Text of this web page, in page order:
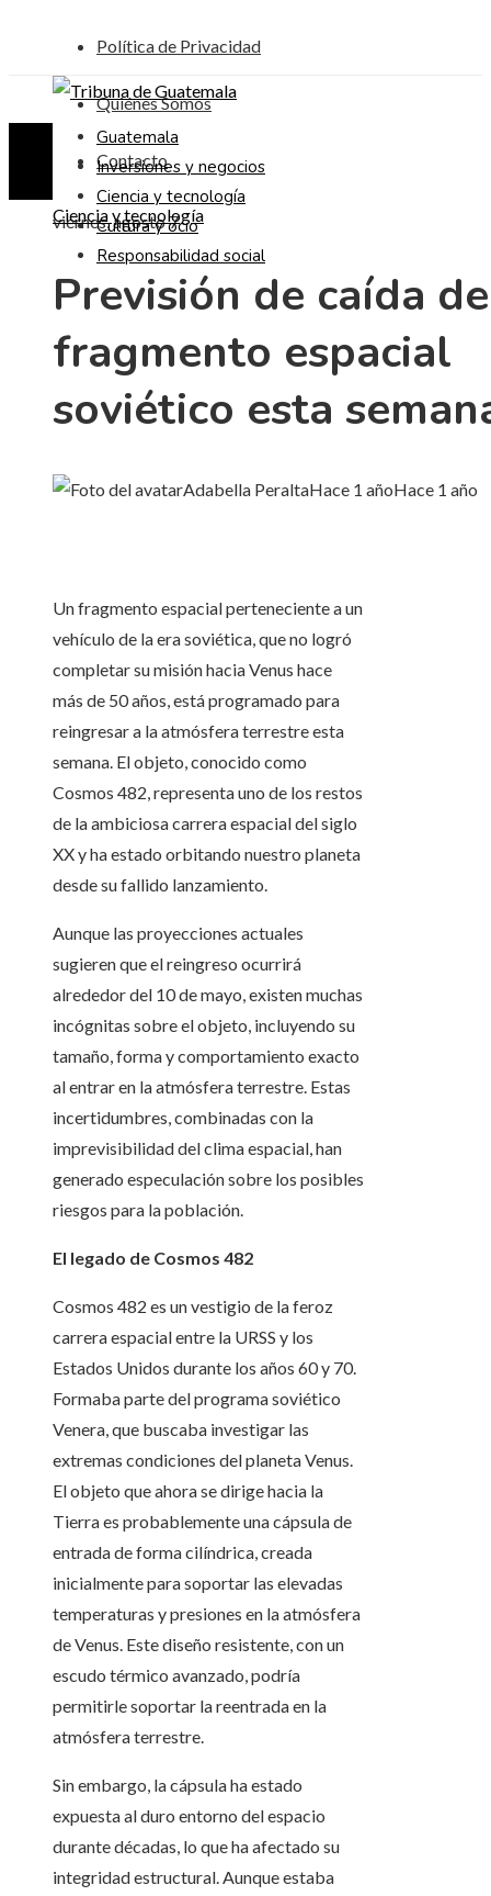
Política de Privacidad
Quiénes Somos
Contacto
viernes, agosto 7
Guatemala
Inversiones y negocios
Ciencia y tecnología
Cultura y ocio
Responsabilidad social
Ciencia y tecnología
Previsión de caída de
fragmento espacial
soviético esta
Adabella PeraltaHace 1 añoHace 1 año
Un fragmento espacial perteneciente a un
vehículo de la era soviética, que no logró
completar su misión hacia Venus hace
más de 50 años, está programado para
reingresar a la atmósfera terrestre esta
semana. El objeto, conocido como
Cosmos 482, representa uno de los restos
de la ambiciosa carrera espacial del siglo
XX y ha estado orbitando nuestro planeta
desde su fallido lanzamiento.
Aunque las proyecciones actuales
sugieren que el reingreso ocurrirá
alrededor del 10 de mayo, existen muchas
incógnitas sobre el objeto, incluyendo su
tamaño, forma y comportamiento exacto
al entrar en la atmósfera terrestre. Estas
incertidumbres, combinadas con la
imprevisibilidad del clima espacial, han
generado especulación sobre los posibles
riesgos para la población.
El legado de Cosmos 482
Cosmos 482 es un vestigio de la feroz
carrera espacial entre la URSS y los
Estados Unidos durante los años 60 y 70.
Formaba parte del programa soviético
Venera, que buscaba investigar las
extremas condiciones del planeta Venus.
El objeto que ahora se dirige hacia la
Tierra es probablemente una cápsula de
entrada de forma cilíndrica, creada
inicialmente para soportar las elevadas
temperaturas y presiones en la atmósfera
de Venus. Este diseño resistente, con un
escudo térmico avanzado, podría
permitirle soportar la reentrada en la
atmósfera terrestre.
Sin embargo, la cápsula ha estado
expuesta al duro entorno del espacio
durante décadas, lo que ha afectado su
integridad estructural. Aunque estaba